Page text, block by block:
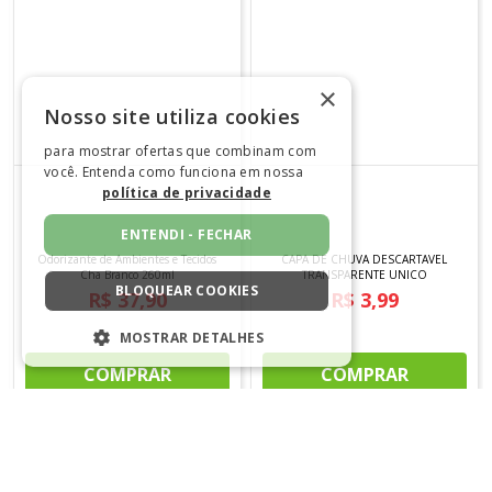
Odorizante de Ambientes e Tecidos
Cha Branco 260ml
R$ 37,90
COMPRAR
CAPA DE CHUVA DESCARTAVEL
TRANSPARENTE UNICO
R$ 3,99
COMPRAR
×
Nosso site utiliza cookies
para mostrar ofertas que combinam com
você. Entenda como funciona em nossa
política de privacidade
ENTENDI - FECHAR
BLOQUEAR COOKIES
MOSTRAR DETALHES
ESTRITAMENTE NECESSÁRIOS